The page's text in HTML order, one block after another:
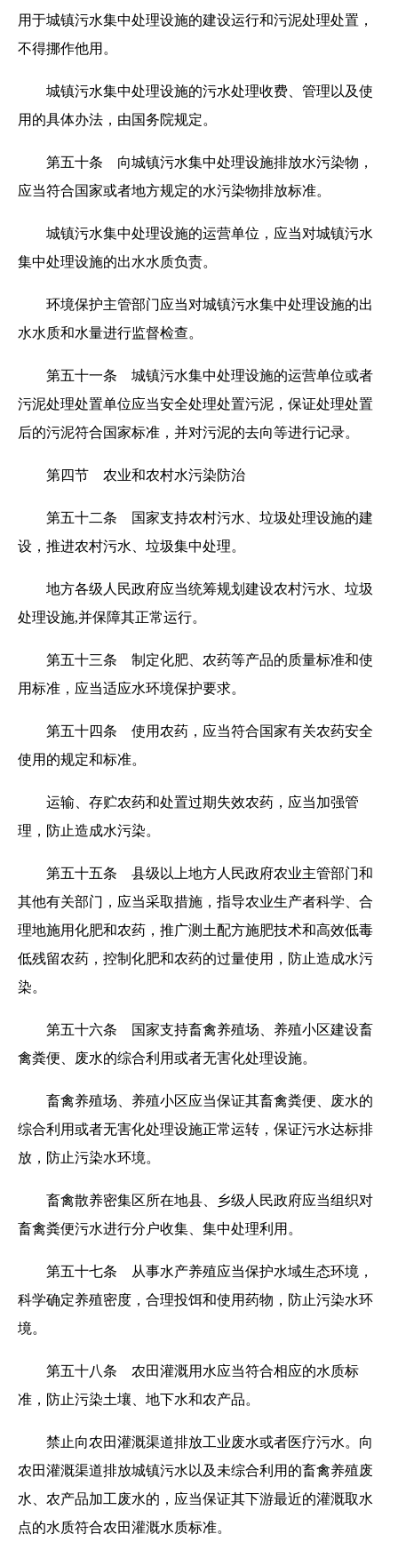
用于城镇污水集中处理设施的建设运行和污泥处理处置，
不得挪作他用。
城镇污水集中处理设施的污水处理收费、管理以及使
用的具体办法，由国务院规定。
第五十条 向城镇污水集中处理设施排放水污染物，
应当符合国家或者地方规定的水污染物排放标准。
城镇污水集中处理设施的运营单位，应当对城镇污水
集中处理设施的出水水质负责。
环境保护主管部门应当对城镇污水集中处理设施的出
水水质和水量进行监督检查。
第五十一条 城镇污水集中处理设施的运营单位或者
污泥处理处置单位应当安全处理处置污泥，保证处理处置
后的污泥符合国家标准，并对污泥的去向等进行记录。
第四节 农业和农村水污染防治
第五十二条 国家支持农村污水、垃圾处理设施的建
设，推进农村污水、垃圾集中处理。
地方各级人民政府应当统筹规划建设农村污水、垃圾
处理设施,并保障其正常运行。
第五十三条 制定化肥、农药等产品的质量标准和使
用标准，应当适应水环境保护要求。
第五十四条 使用农药，应当符合国家有关农药安全
使用的规定和标准。
运输、存贮农药和处置过期失效农药，应当加强管
理，防止造成水污染。
第五十五条 县级以上地方人民政府农业主管部门和
其他有关部门，应当采取措施，指导农业生产者科学、合
理地施用化肥和农药，推广测土配方施肥技术和高效低毒
低残留农药，控制化肥和农药的过量使用，防止造成水污
染。
第五十六条 国家支持畜禽养殖场、养殖小区建设畜
禽粪便、废水的综合利用或者无害化处理设施。
畜禽养殖场、养殖小区应当保证其畜禽粪便、废水的
综合利用或者无害化处理设施正常运转，保证污水达标排
放，防止污染水环境。
畜禽散养密集区所在地县、乡级人民政府应当组织对
畜禽粪便污水进行分户收集、集中处理利用。
第五十七条 从事水产养殖应当保护水域生态环境，
科学确定养殖密度，合理投饵和使用药物，防止污染水环
境。
第五十八条 农田灌溉用水应当符合相应的水质标
准，防止污染土壤、地下水和农产品。
禁止向农田灌溉渠道排放工业废水或者医疗污水。向
农田灌溉渠道排放城镇污水以及未综合利用的畜禽养殖废
水、农产品加工废水的，应当保证其下游最近的灌溉取水
点的水质符合农田灌溉水质标准。